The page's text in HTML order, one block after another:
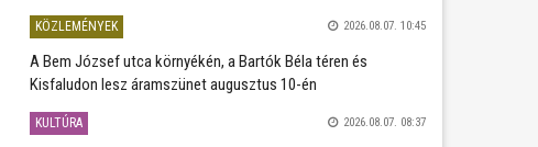
KÖZLEMÉNYEK 2026.08.07. 10:45
A Bem József utca környékén, a Bartók Béla téren és
Kisfaludon lesz áramszünet augusztus 10-én
KULTÚRA 2026.08.07. 08:37